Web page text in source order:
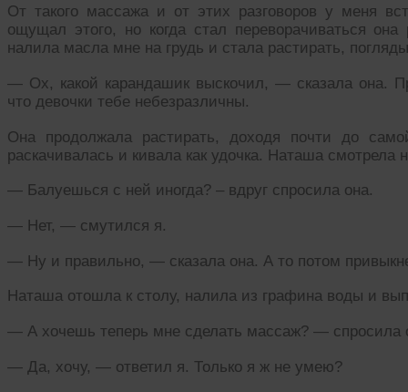
От такого массажа и от этих разговоров у меня
ощущал этого, но когда стал переворачиваться
налила масла мне на грудь и стала растирать,
— Ох, какой карандашик выскочил, — сказала она.
что девочки тебе небезразличны.
Она продолжала растирать, доходя почти до
раскачивалась и кивала как удочка. Наташа смотрела
— Балуешься с ней иногда? – вдруг спросила она.
— Нет, — смутился я.
— Ну и правильно, — сказала она. А то потом
Наташа отошла к столу, налила из графина воды и
— А хочешь теперь мне сделать массаж? — спросила
— Да, хочу, — ответил я. Только я ж не умею?